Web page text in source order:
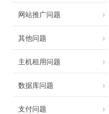
网站推广问题
其他问题
主机租用问题
数据库问题
支付问题